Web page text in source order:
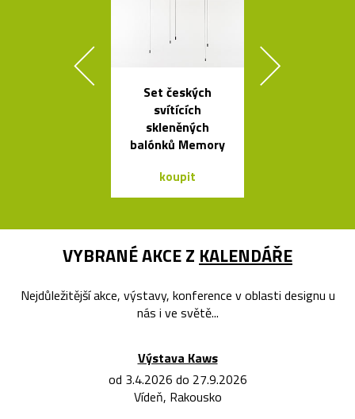
Set českých
svítících
skleněných
balónků Memory
koupit
VYBRANÉ AKCE Z KALENDÁŘE
Nejdůležitější akce, výstavy, konference v oblasti designu u
nás i ve světě...
Výstava Kaws
od 3.4.2026 do 27.9.2026
Vídeň, Rakousko